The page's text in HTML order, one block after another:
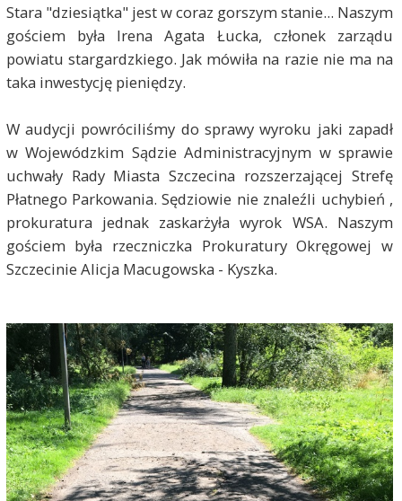
Stara "dziesiątka" jest w coraz gorszym stanie... Naszym
gościem była Irena Agata Łucka, członek zarządu
powiatu stargardzkiego. Jak mówiła na razie nie ma na
taka inwestycję pieniędzy.
W audycji powróciliśmy do sprawy wyroku jaki zapadł
w Wojewódzkim Sądzie Administracyjnym w sprawie
uchwały Rady Miasta Szczecina rozszerzającej Strefę
Płatnego Parkowania. Sędziowie nie znaleźli uchybień ,
prokuratura jednak zaskarżyła wyrok WSA. Naszym
gościem była rzeczniczka Prokuratury Okręgowej w
Szczecinie Alicja Macugowska - Kyszka.